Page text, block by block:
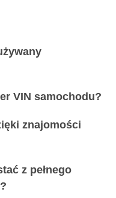
VIN samochodu?
znajomości
z pełnego